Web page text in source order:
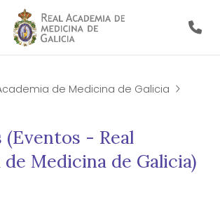
de Medicina de Galicia
(Eventos - Real
de Medicina de Galicia)